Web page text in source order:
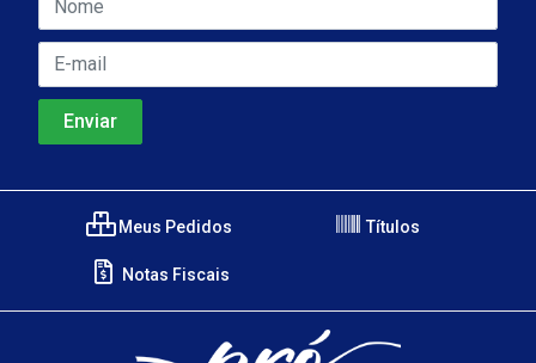
Meus Pedidos Títulos
Notas Fiscais